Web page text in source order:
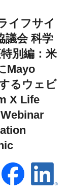
イフサイ
議会 科学
別編：米
Mayo
るウェビ
X Life